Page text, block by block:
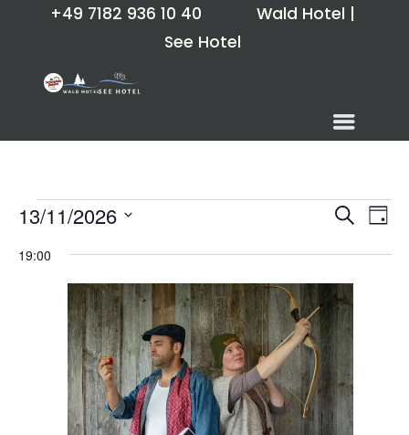
+49 7182 936 10 40 Wald Hotel |
See Hotel
Veranstaltungen
November
2026
und
SucheTag
13/11/2026
wählen.
19:00